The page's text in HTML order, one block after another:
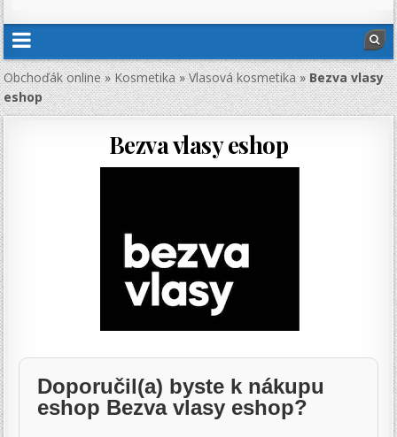
Obchoďák online»Kosmetika»Vlasová kosmetika»Bezva vlasy
eshop
Bezva vlasy eshop
Doporučil(a) byste k nákupu
eshop Bezva vlasy eshop?